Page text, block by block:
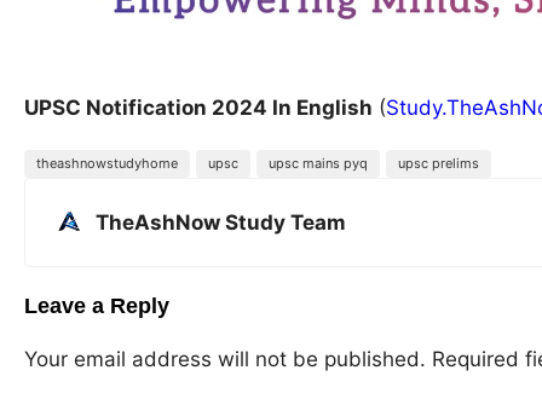
UPSC Notification 2024 In English (
theashnowstudyhome upsc upsc mains pyq upsc prelims
TheAshNow Study Team
Leave a Reply
Your email address will not be published. Required